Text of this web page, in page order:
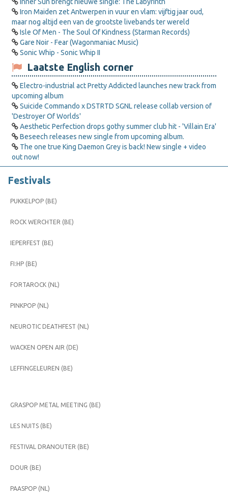
Iron Maiden zet Antwerpen in vuur en vlam: vijftig jaar oud,
maar nog altijd een van de grootste livebands ter wereld
Isle Of Men - The Soul Of Kindness (Starman Records)
Gare Noir - Fear (Wagonmaniac Music)
Sonic Whip - Sonic Whip II
Laatste English corner
Electro-industrial act Pretty Addicted launches new track from
upcoming album
Suicide Commando x DSTRTD SGNL release collab version of
'Destroyer Of Worlds'
Aesthetic Perfection drops gothy summer club hit - 'Villain Era'
Beseech releases new single from upcoming album.
The one true King Daemon Grey is back! New single + video
out now!
Festivals
PUKKELPOP (BE)
ROCK WERCHTER (BE)
IEPERFEST (BE)
FI:HP (BE)
FORTAROCK (NL)
PINKPOP (NL)
NEUROTIC DEATHFEST (NL)
WACKEN OPEN AIR (DE)
LEFFINGELEUREN (BE)
GRASPOP METAL MEETING (BE)
LES NUITS (BE)
FESTIVAL DRANOUTER (BE)
DOUR (BE)
PAASPOP (NL)